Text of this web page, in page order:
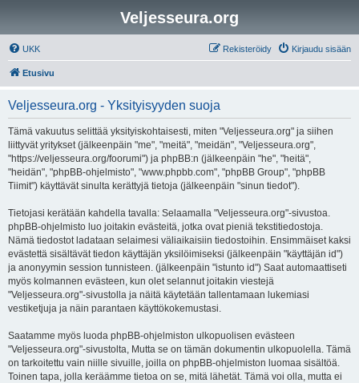
Veljesseura.org
UKK Kirjaudu sisään
Rekisteröidy
Etusivu
Veljesseura.org - Yksityisyyden suoja
Tämä vakuutus selittää yksityiskohtaisesti, miten "Veljesseura.org" ja siihen
liittyvät yritykset (jälkeenpäin "me", "meitä", "meidän", "Veljesseura.org",
"https://veljesseura.org/foorumi") ja phpBB:n (jälkeenpäin "he", "heitä",
"heidän", "phpBB-ohjelmisto", "www.phpbb.com", "phpBB Group", "phpBB
Tiimit") käyttävät sinulta kerättyjä tietoja (jälkeenpäin "sinun tiedot").
Tietojasi kerätään kahdella tavalla: Selaamalla "Veljesseura.org"-sivustoa.
phpBB-ohjelmisto luo joitakin evästeitä, jotka ovat pieniä tekstitiedostoja.
Nämä tiedostot ladataan selaimesi väliaikaisiin tiedostoihin. Ensimmäiset kaksi
evästettä sisältävät tiedon käyttäjän yksilöimiseksi (jälkeenpäin "käyttäjän id")
ja anonyymin session tunnisteen. (jälkeenpäin "istunto id") Saat automaattiseti
myös kolmannen evästeen, kun olet selannut joitakin viestejä
"Veljesseura.org"-sivustolla ja näitä käytetään tallentamaan lukemiasi
vestiketjuja ja näin parantaen käyttökokemustasi.
Saatamme myös luoda phpBB-ohjelmiston ulkopuolisen evästeen
"Veljesseura.org"-sivustolta, Mutta se on tämän dokumentin ulkopuolella. Tämä
on tarkoitettu vain niille sivuille, joilla on phpBB-ohjelmiston luomaa sisältöä.
Toinen tapa, jolla keräämme tietoa on se, mitä lähetät. Tämä voi olla, mutta ei